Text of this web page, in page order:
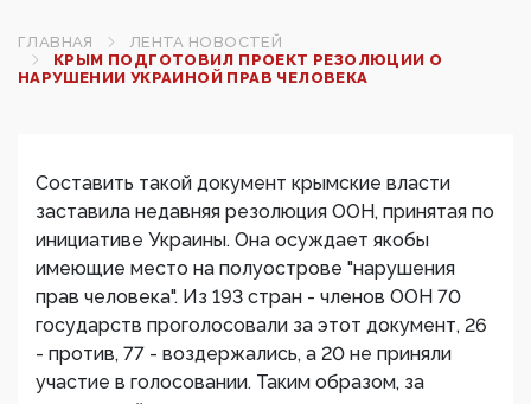
ГЛАВНАЯ
ЛЕНТА НОВОСТЕЙ
КРЫМ ПОДГОТОВИЛ ПРОЕКТ РЕЗОЛЮЦИИ О
НАРУШЕНИИ УКРАИНОЙ ПРАВ ЧЕЛОВЕКА‍
Составить такой документ крымские власти
заставила недавняя резолюция ООН, принятая по
инициативе Украины. Она осуждает якобы
имеющие место на полуострове "нарушения
прав человека". Из 193 стран - членов ООН 70
государств проголосовали за этот документ, 26
- против, 77 - воздержались, а 20 не приняли
участие в голосовании. Таким образом, за